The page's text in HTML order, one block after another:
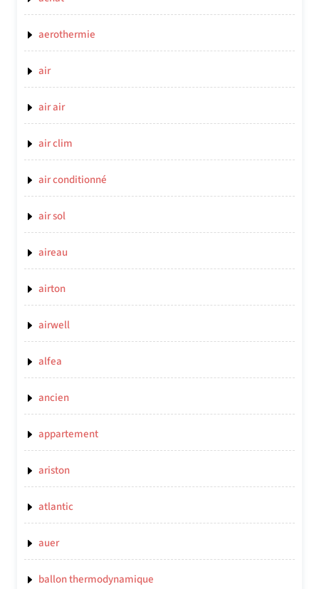
aerothermie
air
air air
air clim
air conditionné
air sol
aireau
airton
airwell
alfea
ancien
appartement
ariston
atlantic
auer
ballon thermodynamique